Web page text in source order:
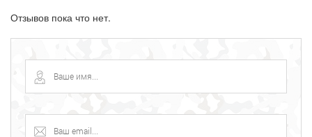
Отзывов пока что нет.